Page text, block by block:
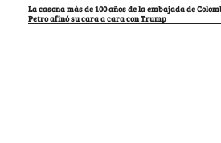
La casona más de 100 años de la embajada de
Petro afinó su cara a cara con Trump